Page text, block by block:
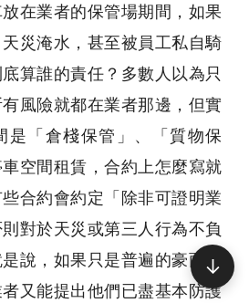
在業者的保管場期間，如果
災淹水，甚至被員工私自騎
算誰的責任？多數人以為只
風險就都在業者那邊，但實
是「倉棧保管」、「質物保
空間租賃，合約上怎麼寫就
合約會約定「除非可證明業
對於天災或第三人行為不負
說，如果只是普遍的豪雨造
又能提出他們已盡基本防護
↓